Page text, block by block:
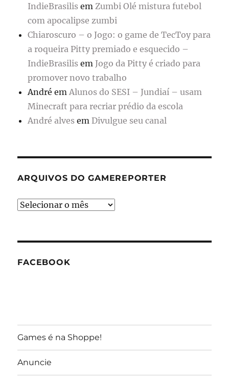
IndieBrasilis em Zumbi Olé mistura futebol
com apocalipse zumbi
Chiaroscuro – o Jogo: o game de TecToy para
a roqueira Pitty premiado e esquecido –
IndieBrasilis em Jogo da Pitty é criado para
promover novo trabalho
André em Alunos do SESI – Jundiaí – usam
Minecraft para recriar prédio da escola
André alves em Divulgue seu canal
ARQUIVOS DO GAMEREPORTER
Arquivos
FACEBOOK
Games é na Shoppe!
Anuncie